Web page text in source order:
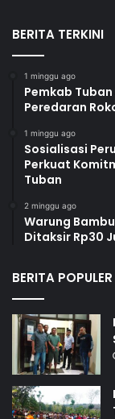
BERITA TERKINI
1 minggu ago
Pemkab
Peredaran
1 minggu ago
Sosialisasi
Perkuat
Tuban
2 minggu ago
Warung
Ditaksir Rp30
BERITA POPULER